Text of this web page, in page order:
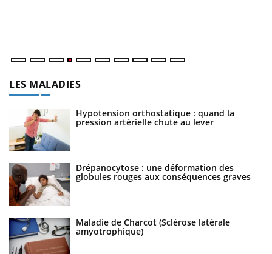
LES MALADIES
Hypotension orthostatique : quand la
pression artérielle chute au lever
Drépanocytose : une déformation des
globules rouges aux conséquences graves
Maladie de Charcot (Sclérose latérale
amyotrophique)